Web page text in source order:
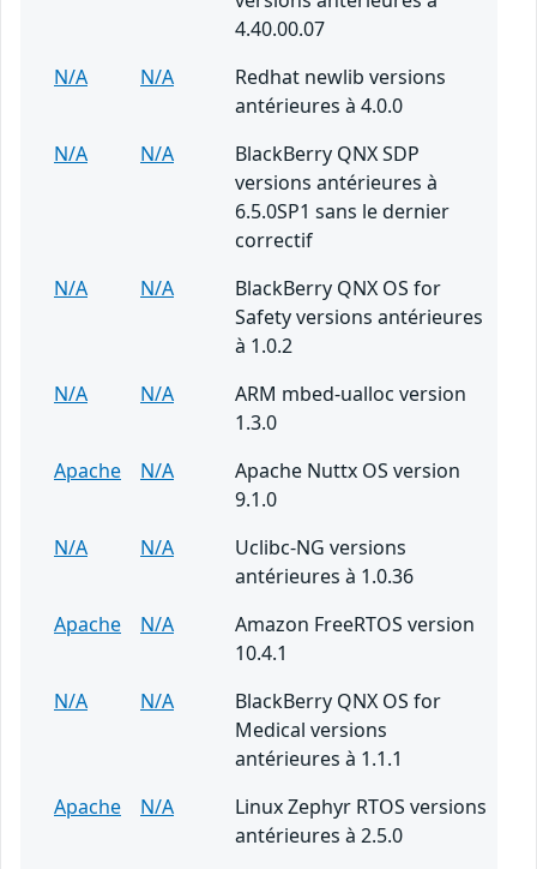
4.40.00.07
N/A
N/A
Redhat newlib versions
antérieures à 4.0.0
N/A
N/A
BlackBerry QNX SDP
versions antérieures à
6.5.0SP1 sans le dernier
correctif
N/A
N/A
BlackBerry QNX OS for
Safety versions antérieures
à 1.0.2
N/A
N/A
ARM mbed-ualloc version
1.3.0
Apache
N/A
Apache Nuttx OS version
9.1.0
N/A
N/A
Uclibc-NG versions
antérieures à 1.0.36
Apache
N/A
Amazon FreeRTOS version
10.4.1
N/A
N/A
BlackBerry QNX OS for
Medical versions
antérieures à 1.1.1
Apache
N/A
Linux Zephyr RTOS versions
antérieures à 2.5.0